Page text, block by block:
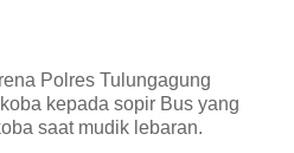
Polres Tulungagung
kepada sopir Bus yang
saat mudik lebaran.